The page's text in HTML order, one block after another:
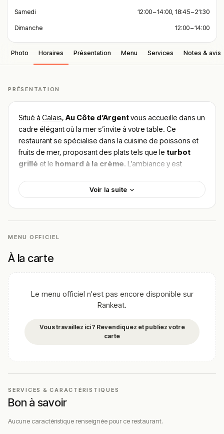
Samedi 12:00 – 14:00, 18:45 – 21:30
Dimanche 12:00 – 14:00
Photo Horaires Présentation Menu Services Notes & avis
PRÉSENTATION
Situé à Calais, Au Côte d’Argentvous accueille dans un
cadre élégant où la mer s’invite à votre table. Ce
restaurant se spécialise dans la cuisine de poissons et
fruits de mer, proposant des plats tels que le turbot
grillé et le homard à la crème. L’ambiance y est
locaux. Pour
trouver le meilleur plat de Au Côte
d’Argent, explorez l’expérience culinaire unique mise
en valeur par les éloges clientèles satisfaites.
validation humaine.
nous aider en vous rendant sur :
établissement
Voir la suite
MENU OFFICIEL
À la carte
Le menu officiel n'est pas encore disponible sur
Rankeat.
Vous travaillez ici ? Revendiquez et publiez votre
carte
SERVICES & CARACTÉRISTIQUES
Bon à savoir
Aucune caractéristique renseignée pour ce restaurant.